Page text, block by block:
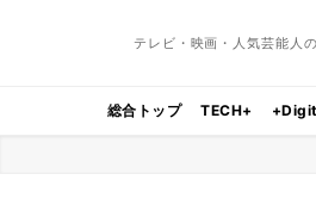
テレビ・映画・人気芸能人
総合トップ TECH+